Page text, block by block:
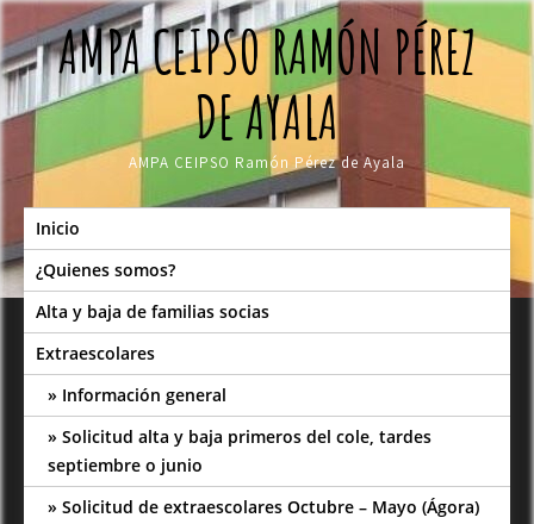
Skip
to
contentAMPA CEIPSO RAMÓN PÉREZ
DE AYALA
AMPA CEIPSO Ramón Pérez de Ayala
Inicio
¿Quienes somos?
Alta y baja de familias socias
Extraescolares
Información general
Solicitud alta y baja primeros del cole, tardes
septiembre o junio
Solicitud de extraescolares Octubre – Mayo (Ágora)